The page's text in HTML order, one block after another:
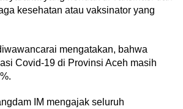
kesehatan atau vaksinator yang
mengatakan, bahwa
Covid-19 di Provinsi Aceh masih
IM mengajak seluruh